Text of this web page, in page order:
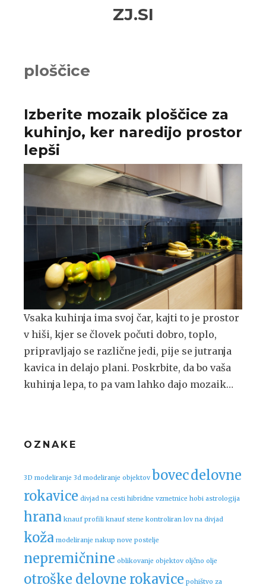
ZJ.SI
ploščice
Izberite mozaik ploščice za
kuhinjo, ker naredijo prostor
lepši
Vsaka kuhinja ima svoj čar, kajti to je prostor
v hiši, kjer se človek počuti dobro, toplo,
pripravljajo se različne jedi, pije se jutranja
kavica in delajo plani. Poskrbite, da bo vaša
kuhinja lepa, to pa vam lahko dajo mozaik…
OZNAKE
3D modeliranje 3d modeliranje objektov bovecdelovne
rokavice divjad na cesti hibridne vzmetnice hobi astrologija
hrana knauf profili knauf stene kontroliran lov na divjad
koža modeliranje nakup nove postelje
nepremičnine oblikovanje objektov oljčno olje
otroške delovne rokavice pohištvo za